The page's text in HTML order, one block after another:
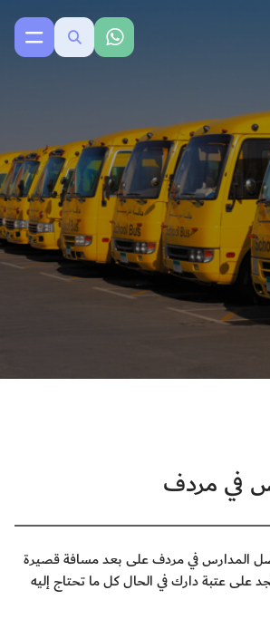
في مردف
المدارس في مردف على بعد مسافة قصيرة
عتبة دارك في الحال كل ما تحتاج إليه